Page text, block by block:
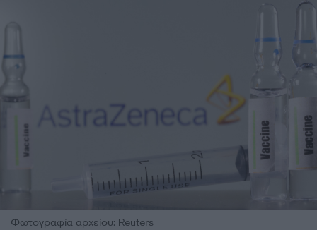
Φωτογραφία αρχείου: Reuters